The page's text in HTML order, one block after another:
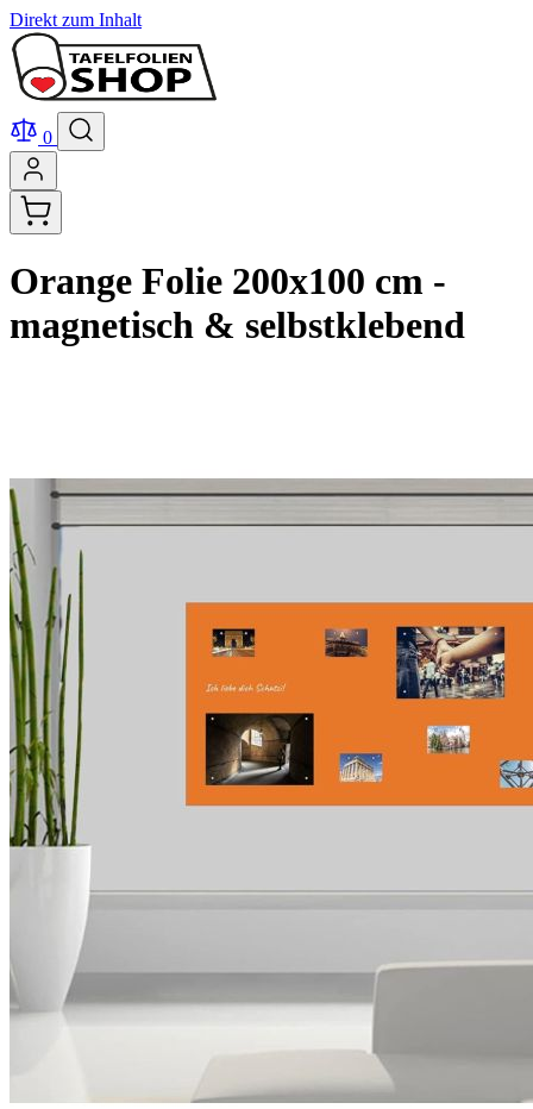
Direkt zum Inhalt
0
Orange Folie 200x100 cm -
magnetisch & selbstklebend